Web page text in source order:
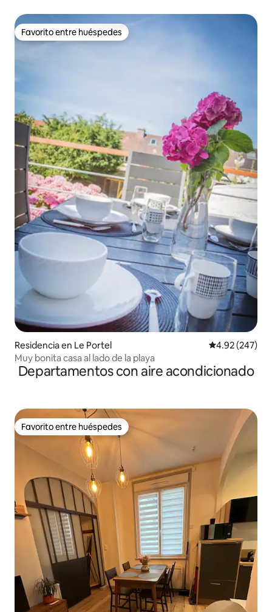
Favorito entre huéspedes
Favorito entre huéspedes
Residencia en Le Portel Calificación
4.92 (247)
Muy bonita casa al lado de la playa
Departamentos con aire acondicionado
Favorito entre huéspedes
Favorito entre huéspedes